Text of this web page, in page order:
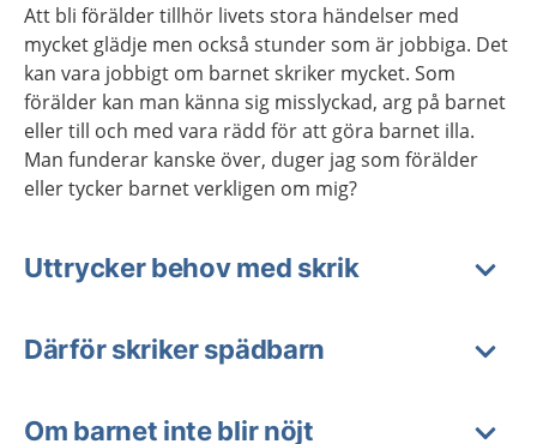
Att bli förälder tillhör livets stora händelser med
mycket glädje men också stunder som är jobbiga. Det
kan vara jobbigt om barnet skriker mycket. Som
förälder kan man känna sig misslyckad, arg på barnet
eller till och med vara rädd för att göra barnet illa.
Man funderar kanske över, duger jag som förälder
eller tycker barnet verkligen om mig?
Uttrycker behov med skrik
Därför skriker spädbarn
Om barnet inte blir nöjt